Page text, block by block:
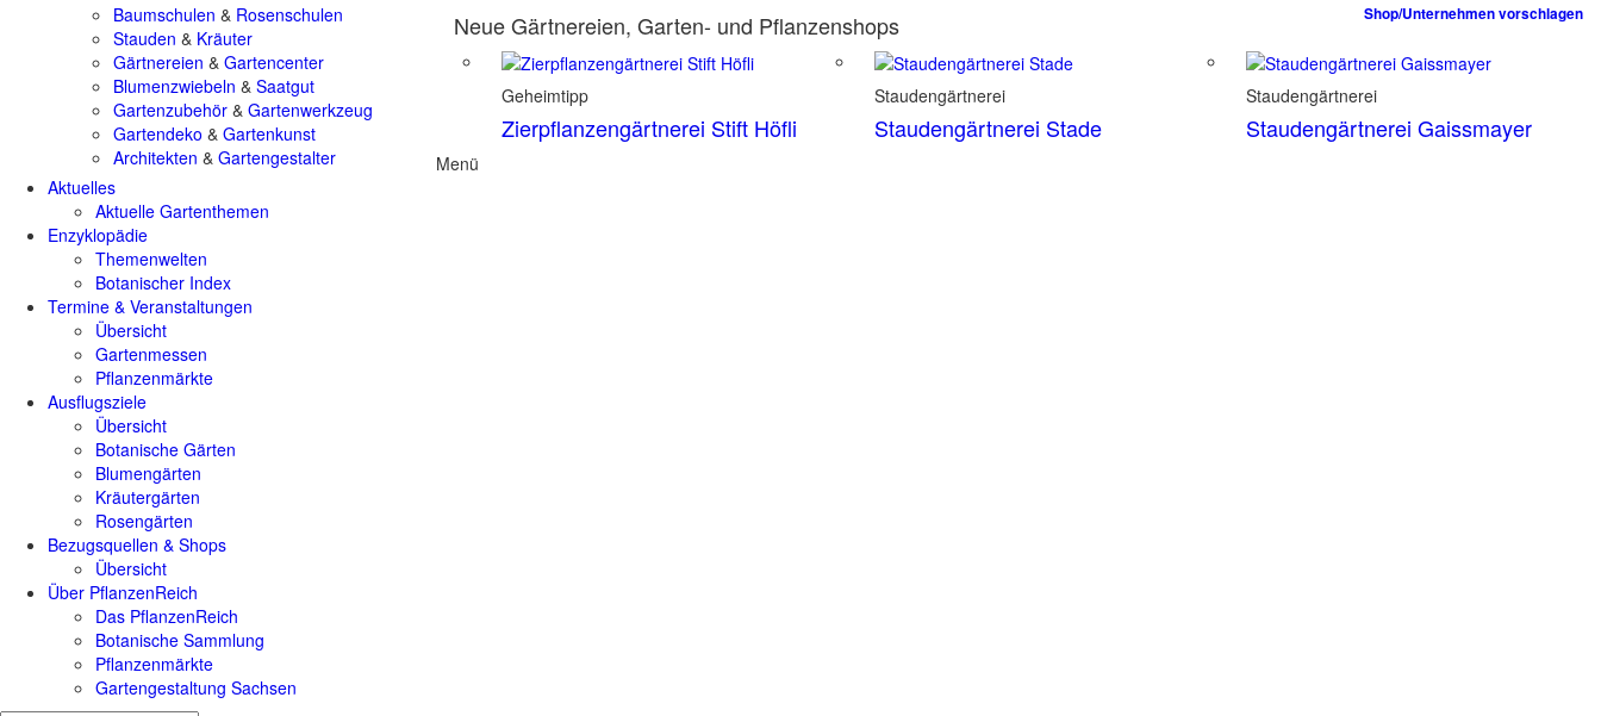
Baumschulen & Rosenschulen
Stauden & Kräuter
Gärtnereien & Gartencenter
Blumenzwiebeln & Saatgut
Gartenzubehör & Gartenwerkzeug
Gartendeko & Gartenkunst
Architekten & Gartengestalter
Shop/Unternehmen vorschlagen
Neue Gärtnereien, Garten- und Pflanzenshops
Geheimtipp
Zierpflanzengärtnerei Stift Höfli
Staudengärtnerei
Staudengärtnerei Stade
Staudengärtnerei
Staudengärtnerei Gaissmayer
Menü
Aktuelles
Aktuelle Gartenthemen
Enzyklopädie
Themenwelten
Botanischer Index
Termine & Veranstaltungen
Übersicht
Gartenmessen
Pflanzenmärkte
Ausflugsziele
Übersicht
Botanische Gärten
Blumengärten
Kräutergärten
Rosengärten
Bezugsquellen & Shops
Übersicht
Über PflanzenReich
Das PflanzenReich
Botanische Sammlung
Pflanzenmärkte
Gartengestaltung Sachsen